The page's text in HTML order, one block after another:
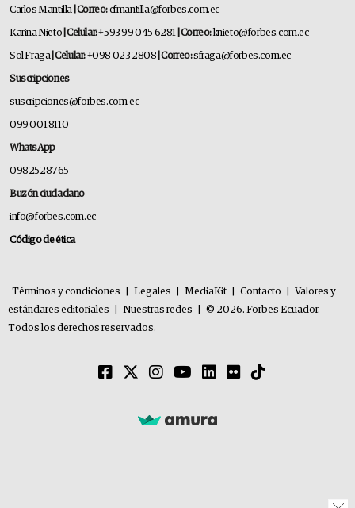
Carlos Mantilla | Correo:cfmantilla@forbes.com.ec
Karina Nieto | Celular:+593 99 045 6281 | Correo:knieto@forbes.com.ec
Sol Fraga| Celular:+098 023 2808 | Correo:sfraga@forbes.com.ec
Suscripciones
suscripciones@forbes.com.ec
099 001 8110
WhatsApp
0982528765
Buzón ciudadano
info@forbes.com.ec
Código de ética
Términos y condiciones Legales MediaKit Contacto
Valores y
estándares editoriales
Nuestras redes
© 2026. Forbes Ecuador.
Todos los derechos reservados.